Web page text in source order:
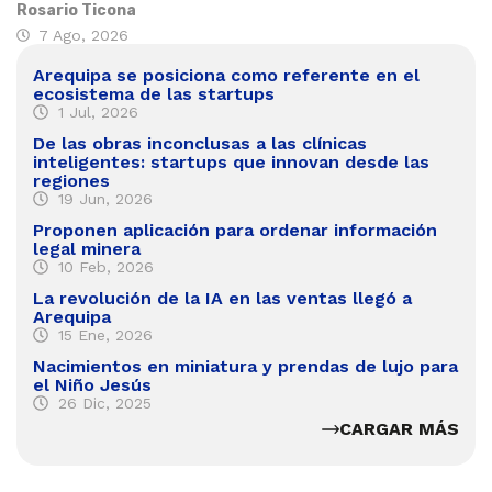
Rosario Ticona
7 Ago, 2026
Arequipa se posiciona como referente en el
ecosistema de las startups
1 Jul, 2026
De las obras inconclusas a las clínicas
inteligentes: startups que innovan desde las
regiones
19 Jun, 2026
Proponen aplicación para ordenar información
legal minera
10 Feb, 2026
La revolución de la IA en las ventas llegó a
Arequipa
15 Ene, 2026
Nacimientos en miniatura y prendas de lujo para
el Niño Jesús
26 Dic, 2025
CARGAR MÁS